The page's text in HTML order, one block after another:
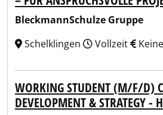
BleckmannSchulze Gruppe
Schelklingen
Vollzeit
WORKING STUDENT (M/F/D)
DEVELOPMENT & STRATEGY -